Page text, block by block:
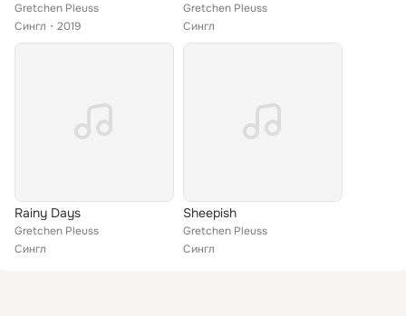
Gretchen Pleuss
Сингл
2019
Gretchen Pleuss
Сингл
Rainy Days
Gretchen Pleuss
Сингл
Sheepish
Gretchen Pleuss
Сингл